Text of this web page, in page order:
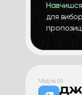
для
Модуль 03